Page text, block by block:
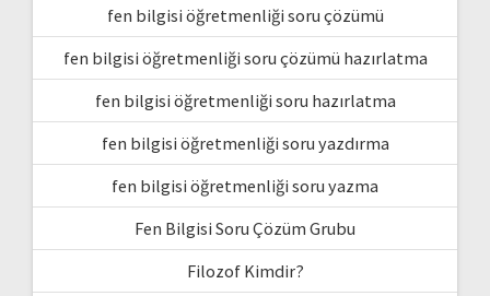
fen bilgisi öğretmenliği soru çözümü
fen bilgisi öğretmenliği soru çözümü hazırlatma
fen bilgisi öğretmenliği soru hazırlatma
fen bilgisi öğretmenliği soru yazdırma
fen bilgisi öğretmenliği soru yazma
Fen Bilgisi Soru Çözüm Grubu
Filozof Kimdir?